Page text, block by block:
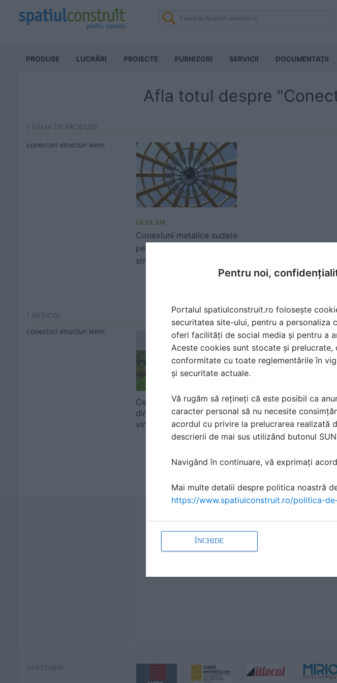
PRODUSE LUCRĂRI PROIECTE FURNIZORI SERVICII DOCUMENTAŢII
Afla totul despre
1 GAMA DE PRODUSE
conectori structuri lemn
GLULAM
Conexiuni metalice sudate
pentru imbinarea
structurilor din lemn
1 ARTICOL
conectori structuri lemn
Ce alegi pentru foisorul
din gradina: cepuri sau
vincluri de...
PARTENERI
Pentru noi,
Portalul spatiulconstruit.ro folosește
securitatea site-ului, pentru a personaliza
oferi facilități de social media și pentru a
Aceste cookies sunt stocate și
conformitate cu toate reglementările în
și securitate actuale.
Vă rugăm să rețineți că este posibil ca
caracter personal să nu necesite
acordul cu privire la prelucrarea realizată
descrierii de mai sus utilizând butonul
Navigând în continuare, vă exprimați
Mai multe detalii despre politica noastră
https://www.spatiulconstruit.ro/politica-
ÎNCHIDE